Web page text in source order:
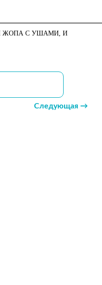
ЖОПА С УШАМИ, И
Следующая →